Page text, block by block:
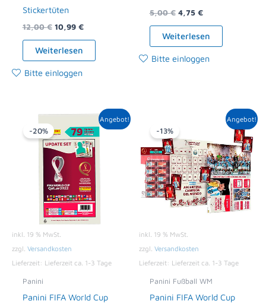
Stickertüten
12,00€ 10,99 €
Weiterlesen
Bitte einloggen
5,00€ 4,75 €
Weiterlesen
Bitte einloggen
Angebot!
-20%
inkl. 19 % MwSt.
zzgl. Versandkosten
Lieferzeit: Lieferzeit ca. 1-3 Tage
Panini
Panini FIFA World Cup
Ursprünglicher
Preis
war:
14,90 €
Aktueller
Preis
ist:
11,99 €.
Angebot!
-13%
inkl. 19 % MwSt.
zzgl. Versandkosten
Lieferzeit: Lieferzeit ca. 1-3 Tage
Panini Fußball WM
Panini FIFA World Cup
Ursprünglicher
14,90 €
Aktueller
Preis
12,95 €.